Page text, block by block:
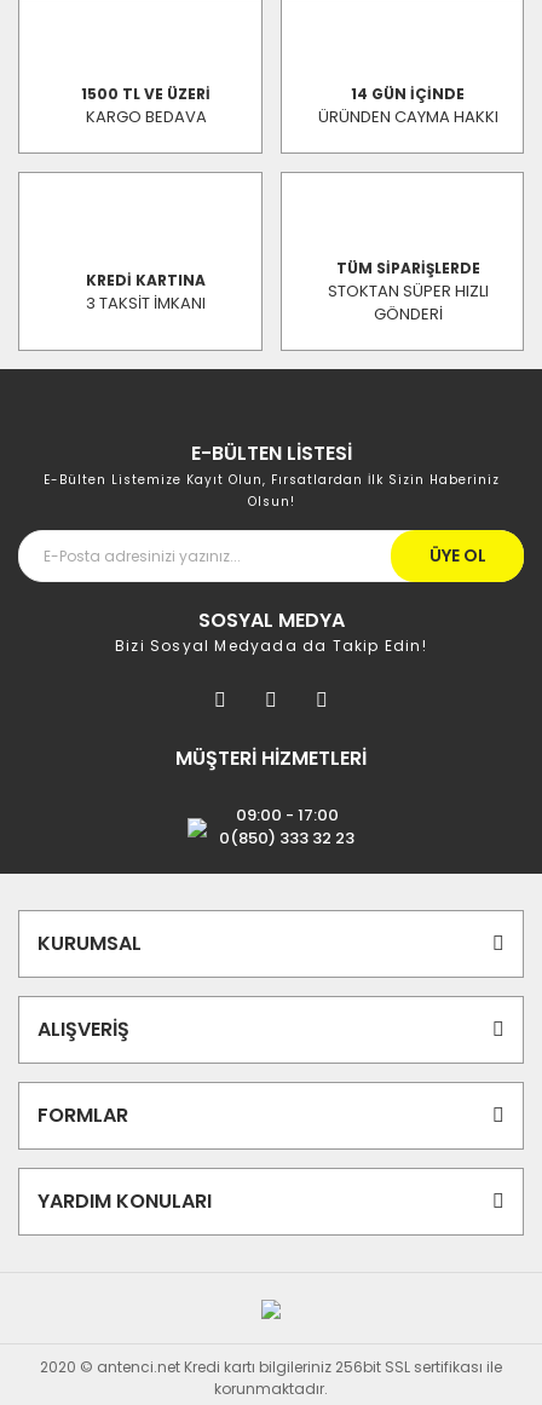
1500 TL VE ÜZERİ
KARGO BEDAVA
14 GÜN İÇİNDE
ÜRÜNDEN CAYMA HAKKI
KREDİ KARTINA
3 TAKSİT İMKANI
TÜM SİPARİŞLERDE
STOKTAN SÜPER HIZLI
GÖNDERİ
E-BÜLTEN LİSTESİ
E-Bülten Listemize Kayıt Olun, Fırsatlardan İlk Sizin Haberiniz
Olsun!
ÜYE OL
SOSYAL MEDYA
Bizi Sosyal Medyada da Takip Edin!
MÜŞTERİ HİZMETLERİ
09:00 - 17:00
0(850) 333 32 23
KURUMSAL
ALIŞVERİŞ
FORMLAR
YARDIM KONULARI
2020 © antenci.net Kredi kartı bilgileriniz 256bit SSL sertifikası ile
korunmaktadır.